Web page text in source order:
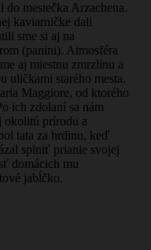
do mestečka Arzachena.
kaviarničke dali
sme si aj na
(panini). Atmosféra
aj miestnu zmrzlinu a
uličkami starého mesta.
Maggiore, od ktorého
ich zdolaní sa nám
okolitú prírodu a
tata za hrdinu, keď
splniť prianie svojej
domácich mu
jabĺčko.